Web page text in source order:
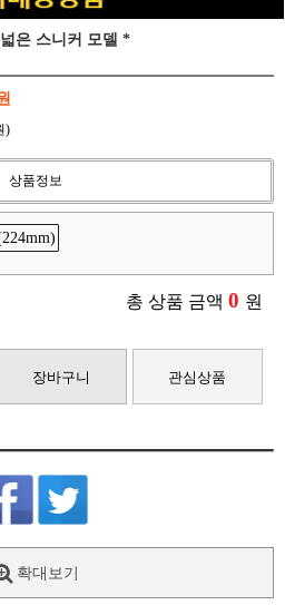
은 스니커 모델 *
)
상품정보
총 상품 금액 0 원
장바구니 관심상품
확대보기